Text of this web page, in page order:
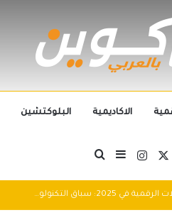
الاكاديمية البلوكتشين
انستقرامإضافة عمود جانبي
بحث عن
التطورات التكنولوجية تُطيح بالجيل الحالي من العملات الرقمية في 2025: سباق التكنولوجيا يُعيد تشكيل مشهد الكريبتو